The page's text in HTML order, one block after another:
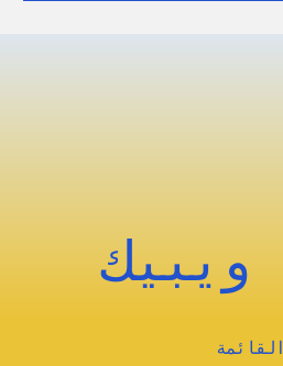
القائمة
ويبيك